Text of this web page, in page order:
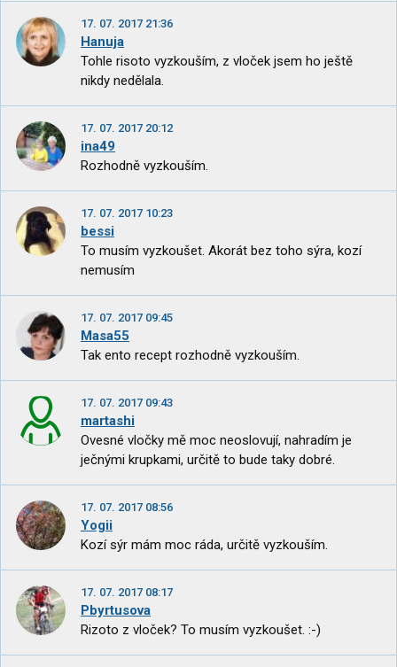
17. 07. 2017 21:36
Hanuja
Tohle risoto vyzkouším, z vloček jsem ho ještě
nikdy nedělala.
17. 07. 2017 20:12
ina49
Rozhodně vyzkouším.
17. 07. 2017 10:23
bessi
To musím vyzkoušet. Akorát bez toho sýra, kozí
nemusím
17. 07. 2017 09:45
Masa55
Tak ento recept rozhodně vyzkouším.
17. 07. 2017 09:43
martashi
Ovesné vločky mě moc neoslovují, nahradím je
ječnými krupkami, určitě to bude taky dobré.
17. 07. 2017 08:56
Yogii
Kozí sýr mám moc ráda, určitě vyzkouším.
17. 07. 2017 08:17
Pbyrtusova
Rizoto z vloček? To musím vyzkoušet. :-)